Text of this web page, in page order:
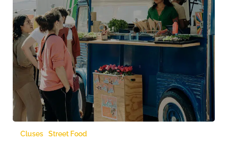
Cluses Street Food